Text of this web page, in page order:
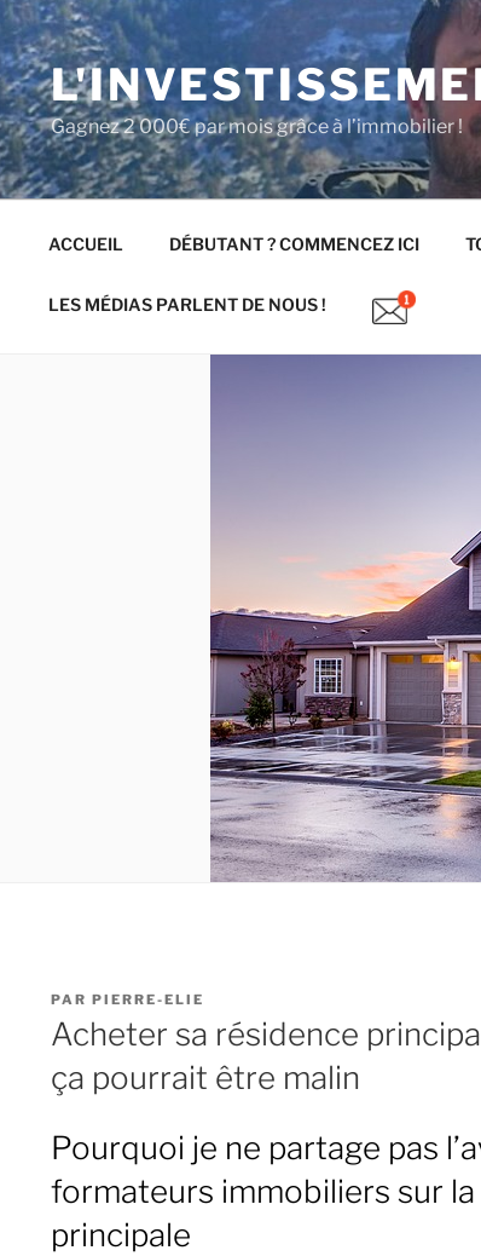
Gagnez 2 000€ par mois grâce à l’immobilier !
ACCUEIL DÉBUTANT ? COMMENCEZ ICI
LES MÉDIAS PARLENT DE NOUS !
PUBLIÉ
LE
PAR PIERRE-ELIE
Acheter sa résidence
ça pourrait être malin
Pourquoi je ne partage pas
formateurs immobiliers sur
principale